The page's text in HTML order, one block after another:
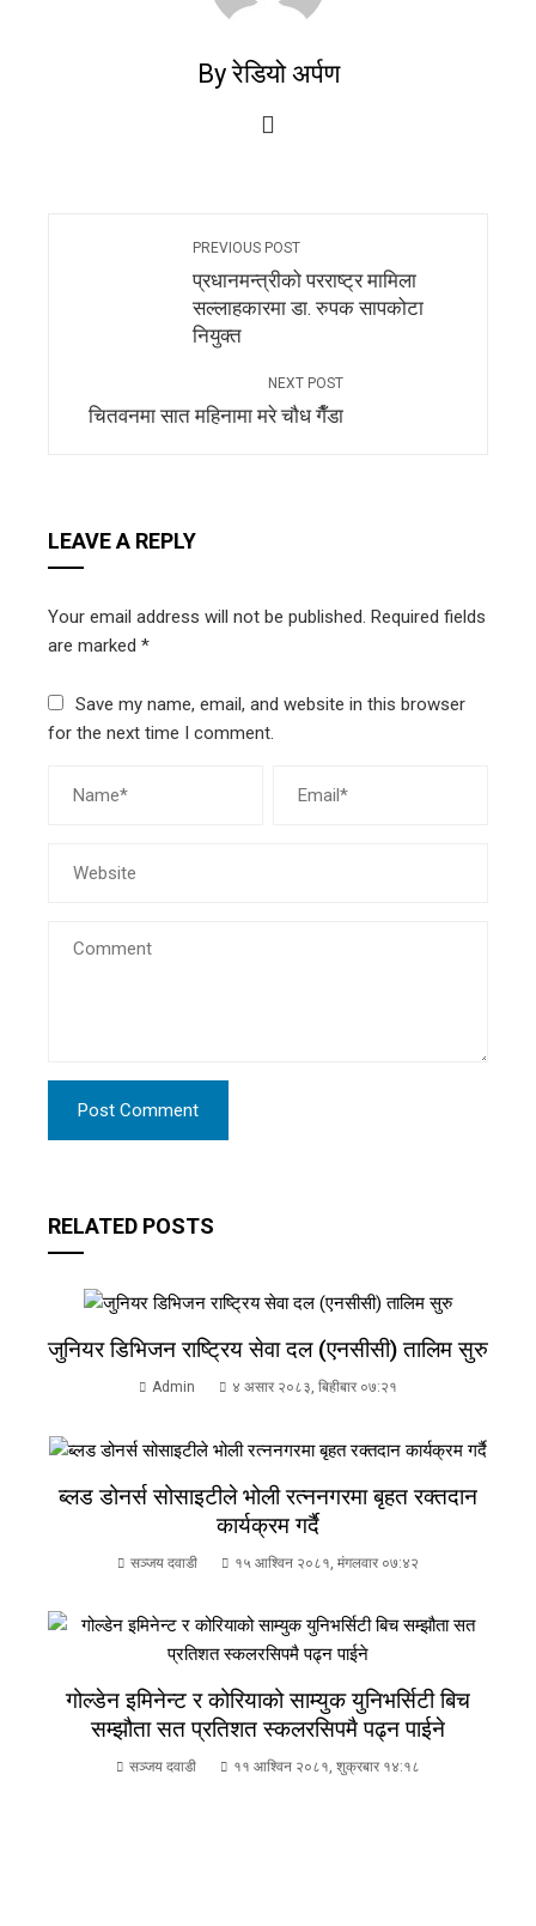
By रेडियो अर्पण
PREVIOUS POST
प्रधानमन्त्रीको परराष्ट्र मामिला
सल्लाहकारमा डा. रुपक सापकोटा
नियुक्त
NEXT POST
चितवनमा सात महिनामा मरे चौध गैँडा
LEAVE A REPLY
Your email address will not be published. Required fields
are marked *
Save my name, email, and website in this browser
for the next time I comment.
RELATED POSTS
जुनियर डिभिजन राष्ट्रिय सेवा दल (एनसीसी) तालिम सुरु
Admin ४ असार २०८३, बिहीबार ०७:२१
ब्लड डोनर्स सोसाइटीले भोली रत्ननगरमा बृहत रक्तदान
कार्यक्रम गर्दै
सञ्जय दवाडी १५ आश्विन २०८१, मंगलवार ०७:४२
गोल्डेन इमिनेन्ट र कोरियाको साम्युक युनिभर्सिटी बिच
सम्झौता सत प्रतिशत स्कलरसिपमै पढ्न पाईने
सञ्जय दवाडी ११ आश्विन २०८१, शुक्रबार १४:१८